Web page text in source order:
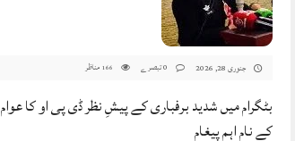
جنوری 28, 2026 166 مناظر
بٹگرام میں شدید برفباری کے پیشِ نظر ڈی پی او کا عوام
کے نام اہم پیغام